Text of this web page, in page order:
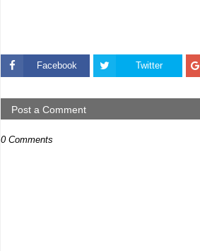
Facebook Twitter
Post a Comment
0 Comments